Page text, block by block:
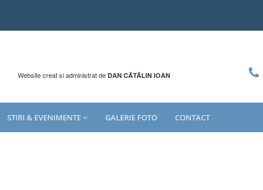
Website creat si administrat de DAN CĂTĂLIN IOAN
STIRI & EVENIMENTE GALERIE FOTO CONTACT